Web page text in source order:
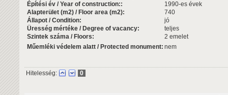
Építési év / Year of construction::
1990-es évek
Alapterület (m2) / Floor area (m2):
740
Állapot / Condition:
jó
Üresség mértéke / Degree of vacancy:
teljes
Szintek száma / Floors:
2 emelet
Műemléki védelem alatt / Protected monument: nem
Hitelesség: 0